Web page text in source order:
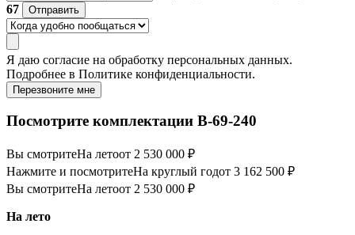
67
Отправить
Я даю согласие на обработку персональных данных.
Подробнее в Политике конфиденциальности.
Перезвоните мне
Посмотрите комплектации В-69-240
Вы смотритеНа летоот 2 530 000 ₽
Нажмите и посмотритеНа круглый годот 3 162 500 ₽
Вы смотритеНа летоот 2 530 000 ₽
На лето